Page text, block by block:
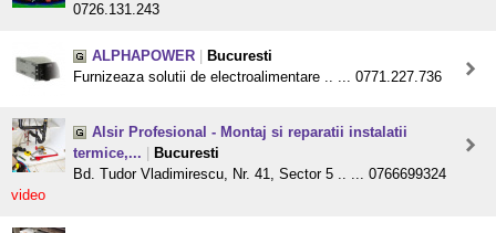
0726.131.243
ALPHAPOWER
Bucuresti
Furnizeaza solutii de electroalimentare .. ... 0771.227.736
Alsir Profesional - Montaj si reparatii instalatii
termice,...
Bucuresti
Bd. Tudor Vladimirescu, Nr. 41, Sector 5 .. ... 0766699324
video